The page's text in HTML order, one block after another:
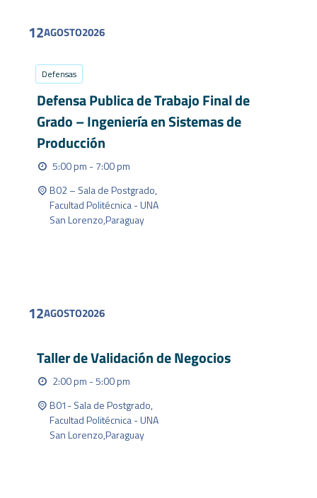
12AGOSTO2026
Defensas
Defensa Publica de Trabajo Final de
Grado – Ingeniería en Sistemas de
Producción
5:00 pm - 7:00 pm
B02 – Sala de Postgrado,
Facultad Politécnica - UNA
San Lorenzo,Paraguay
12AGOSTO2026
Taller de Validación de Negocios
2:00 pm - 5:00 pm
B01- Sala de Postgrado,
Facultad Politécnica - UNA
San Lorenzo,Paraguay